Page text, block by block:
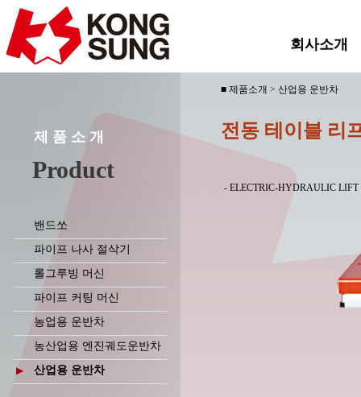
회사소개
제 품 소 개
Product
밴드쏘
파이프 나사 절삭기
롤그루빙 머신
파이프 커팅 머신
농업용 운반차
농산업용 엔진궤도운반차
▶ 산업용 운반차
■ 제품소개 > 산업용 운반차
전동 테이블 리
- ELECTRIC-HYDRAULIC LIFT